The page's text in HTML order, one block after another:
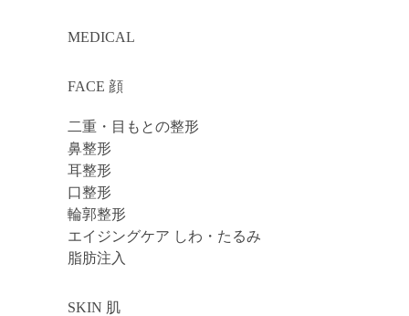
MEDICAL
FACE 顔
二重・目もとの整形
鼻整形
耳整形
口整形
輪郭整形
エイジングケア しわ・たるみ
脂肪注入
SKIN 肌